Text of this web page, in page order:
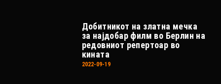
Добитникот на златна мечка
за најдобар филм во Берлин на
редовниот репертоар во
кината
2022-09-19